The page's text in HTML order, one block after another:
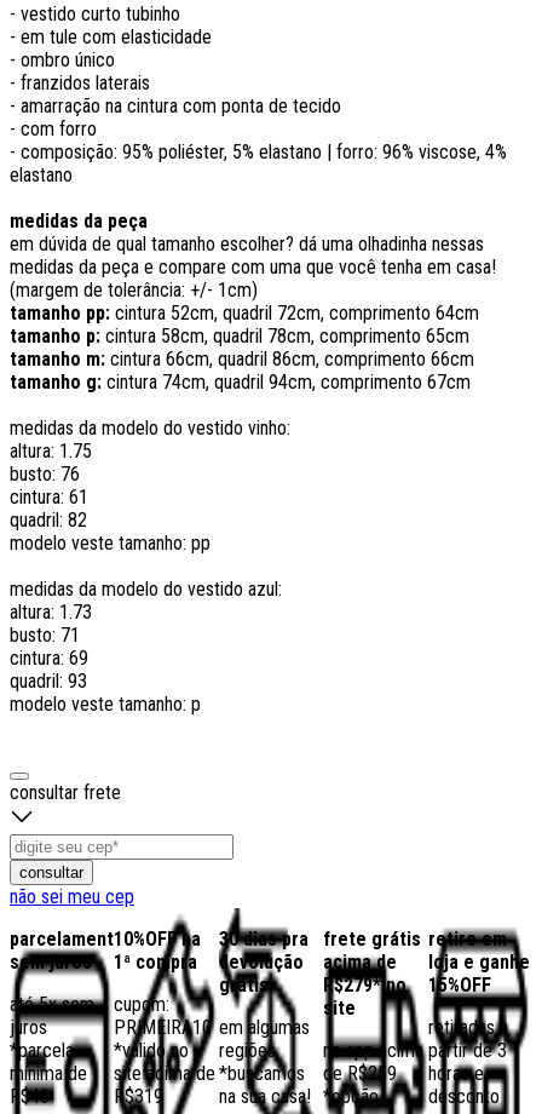
- vestido curto tubinho
- em tule com elasticidade
- ombro único
- franzidos laterais
- amarração na cintura com ponta de tecido
- com forro
- composição: 95% poliéster, 5% elastano | forro: 96% viscose, 4%
elastano
medidas da peça
em dúvida de qual tamanho escolher? dá uma olhadinha nessas
medidas da peça e compare com uma que você tenha em casa!
(margem de tolerância: +/- 1cm)
tamanho pp: cintura 52cm, quadril 72cm, comprimento 64cm
tamanho p: cintura 58cm, quadril 78cm, comprimento 65cm
tamanho m: cintura 66cm, quadril 86cm, comprimento 66cm
tamanho g: cintura 74cm, quadril 94cm, comprimento 67cm
medidas da modelo do vestido vinho:
altura: 1.75
busto: 76
cintura: 61
quadril: 82
modelo veste tamanho: pp
medidas da modelo do vestido azul:
altura: 1.73
busto: 71
cintura: 69
quadril: 93
modelo veste tamanho: p
consultar frete
consultar
não sei meu cep
parcelamento
sem juros
até 5x sem
juros
*parcela
mínima de
R$40
10%OFF na
1ª compra
cupom:
PRIMEIRA10
*válido no
site acima de
R$319
30 dias pra
devolução
grátis
em algumas
regiões,
*buscamos
na sua casa!
frete grátis
acima de
R$279* no
site
no app acima
de R$259
*opção
retire em
loja e ganhe
15%OFF
retiradas a
partir de 3
horas e
desconto